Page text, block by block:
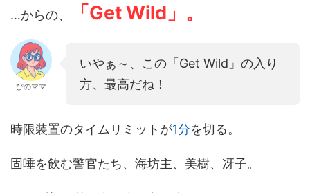
…からの、 「Get Wild」。
ぴのママ
いやぁ～、この「Get Wild」の入り
方、最高だね！
時限装置のタイムリミットが1分を切る。
固唾を飲む警官たち、海坊主、美樹、冴子。